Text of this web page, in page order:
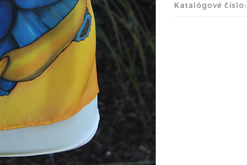
Katalógové číslo: